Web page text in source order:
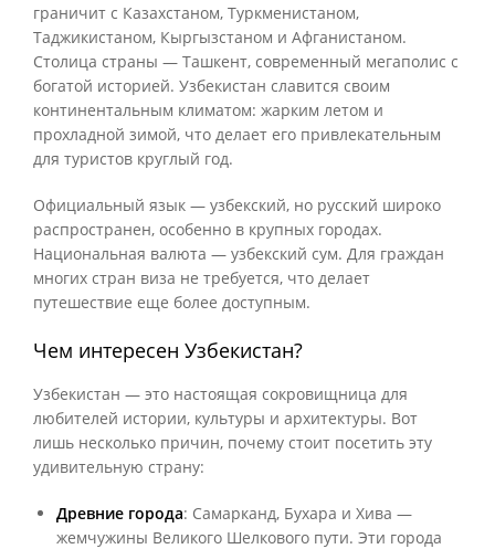
граничит с Казахстаном, Туркменистаном,
Таджикистаном, Кыргызстаном и Афганистаном.
Столица страны — Ташкент, современный мегаполис с
богатой историей. Узбекистан славится своим
континентальным климатом: жарким летом и
прохладной зимой, что делает его привлекательным
для туристов круглый год.
Официальный язык — узбекский, но русский широко
распространен, особенно в крупных городах.
Национальная валюта — узбекский сум. Для граждан
многих стран виза не требуется, что делает
путешествие еще более доступным.
Чем интересен Узбекистан?
Узбекистан — это настоящая сокровищница для
любителей истории, культуры и архитектуры. Вот
лишь несколько причин, почему стоит посетить эту
удивительную страну:
Древние города: Самарканд, Бухара и Хива —
жемчужины Великого Шелкового пути. Эти города